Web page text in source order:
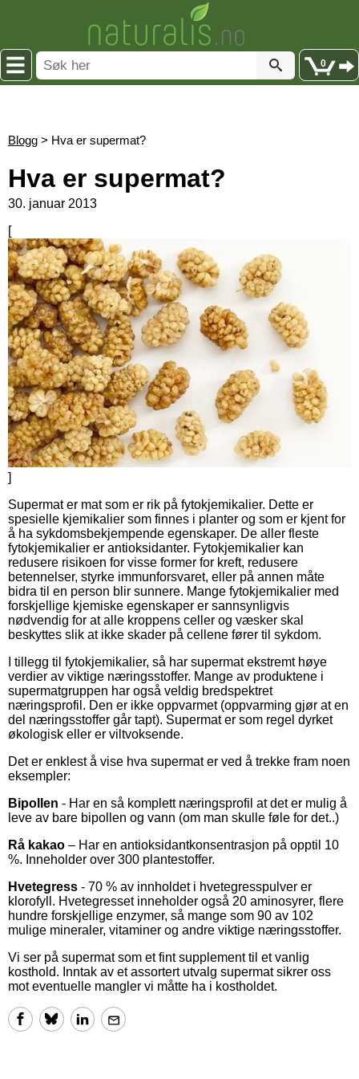
0
Blogg > Hva er supermat?
Hva er supermat?
30. januar 2013
[
]
Supermat er mat som er rik på fytokjemikalier. Dette er
spesielle kjemikalier som finnes i planter og som er kjent for
å ha sykdomsbekjempende egenskaper. De aller fleste
fytokjemikalier er antioksidanter. Fytokjemikalier kan
redusere risikoen for visse former for kreft, redusere
betennelser, styrke immunforsvaret, eller på annen måte
bidra til en person blir sunnere. Mange fytokjemikalier med
forskjellige kjemiske egenskaper er sannsynligvis
nødvendig for at alle kroppens celler og væsker skal
beskyttes slik at ikke skader på cellene fører til sykdom.
I tillegg til fytokjemikalier, så har supermat ekstremt høye
verdier av viktige næringsstoffer. Mange av produktene i
supermatgruppen har også veldig bredspektret
næringsprofil. Den er ikke oppvarmet (oppvarming gjør at en
del næringsstoffer går tapt). Supermat er som regel dyrket
økologisk eller er viltvoksende.
Det er enklest å vise hva supermat er ved å trekke fram noen
eksempler:
Bipollen - Har en så komplett næringsprofil at det er mulig å
leve av bare bipollen og vann (om man skulle føle for det..)
Rå kakao – Har en antioksidantkonsentrasjon på opptil 10
%. Inneholder over 300 plantestoffer.
Hvetegress - 70 % av innholdet i hvetegresspulver er
klorofyll. Hvetegresset inneholder også 20 aminosyrer, flere
hundre forskjellige enzymer, så mange som 90 av 102
mulige mineraler, vitaminer og andre viktige næringsstoffer.
Vi ser på supermat som et fint supplement til et vanlig
kosthold. Inntak av et assortert utvalg supermat sikrer oss
mot eventuelle mangler vi måtte ha i kostholdet.